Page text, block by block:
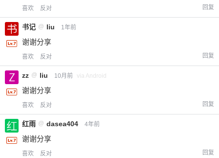
喜欢 反对 回复
书记 @ liu 1年前
谢谢分享
喜欢 反对 回复
zz @ liu 10月前 via Android
谢谢分享
喜欢 反对 回复
红雨 @ dasea404 4年前
谢谢分享
喜欢 反对 回复